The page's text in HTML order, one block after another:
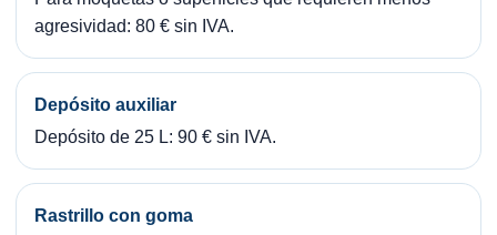
agresividad: 80 € sin IVA.
Depósito auxiliar
Depósito de 25 L: 90 € sin IVA.
Rastrillo con goma